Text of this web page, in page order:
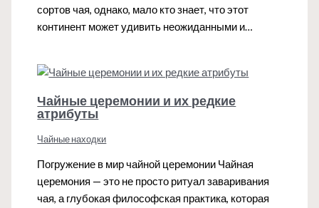
сортов чая, однако, мало кто знает, что этот
континент может удивить неожиданными и…
Чайные церемонии и их редкие
атрибуты
Чайные находки
Погружение в мир чайной церемонии Чайная
церемония — это не просто ритуал заваривания
чая, а глубокая философская практика, которая